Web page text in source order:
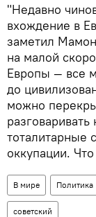
"Недавно
вхождение в
заметил
на малой
Европы — все
до
можно
тоталитарные
оккупации.
В мире Политика
советский